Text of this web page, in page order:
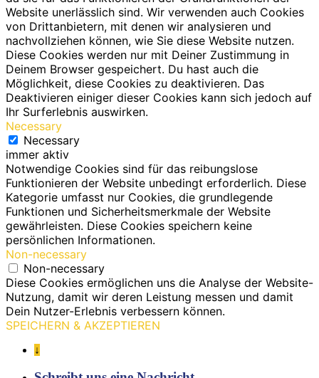
Website unerlässlich sind. Wir verwenden auch Cookies
von Drittanbietern, mit denen wir analysieren und
nachvollziehen können, wie Sie diese Website nutzen.
Diese Cookies werden nur mit Deiner Zustimmung in
Deinem Browser gespeichert. Du hast auch die
Möglichkeit, diese Cookies zu deaktivieren. Das
Deaktivieren einiger dieser Cookies kann sich jedoch auf
Ihr Surferlebnis auswirken.
Necessary
Necessary
immer aktiv
Notwendige Cookies sind für das reibungslose
Funktionieren der Website unbedingt erforderlich. Diese
Kategorie umfasst nur Cookies, die grundlegende
Funktionen und Sicherheitsmerkmale der Website
gewährleisten. Diese Cookies speichern keine
persönlichen Informationen.
Non-necessary
Non-necessary
Diese Cookies ermöglichen uns die Analyse der Website-
Nutzung, damit wir deren Leistung messen und damit
Dein Nutzer-Erlebnis verbessern können.
SPEICHERN & AKZEPTIEREN
↓